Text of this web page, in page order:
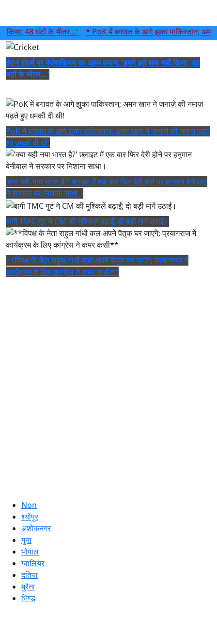
48 घंटों के भीतर...' * PoK में बगावत के आगे झुका पाकिस्तान; अमन खान
ईरान संघर्ष पर पेज़ेशकियन का अहम बयान: 'हमने इसे शुरू नहीं किया; 48
घंटों के भीतर...'
PoK में बगावत के आगे झुका पाकिस्तान; अमन खान ने जनाज़े की नमाज़ पढ़ते
हुए धमकी दी थी!
'क्या यही नया भारत है?' फ़्लाइट में एक बार फिर देरी होने पर हनुमान बेनीवाल
ने सरकार पर निशाना साधा।
बागी TMC गुट ने CM की मुश्किलें बढ़ाईं; दो बड़ी मांगें उठाईं।
**विपक्ष के नेता राहुल गांधी कल अपने पैतृक घर जाएंगे; प्रयागराज में
कार्यक्रम के लिए कांग्रेस ने कमर कसी**
Non
श्योपुर
अशोकनगर
गुना
भोपाल
ग्वालियर
दतिया
मुरैना
भिण्ड